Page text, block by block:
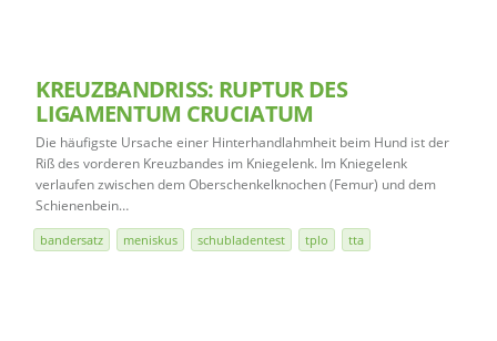
KREUZBANDRISS: RUPTUR DES
LIGAMENTUM CRUCIATUM
Die häufigste Ursache einer Hinterhandlahmheit beim Hund ist der
Riß des vorderen Kreuzbandes im Kniegelenk. Im Kniegelenk
verlaufen zwischen dem Oberschenkelknochen (Femur) und dem
Schienenbein…
bandersatz meniskus schubladentest tplo tta